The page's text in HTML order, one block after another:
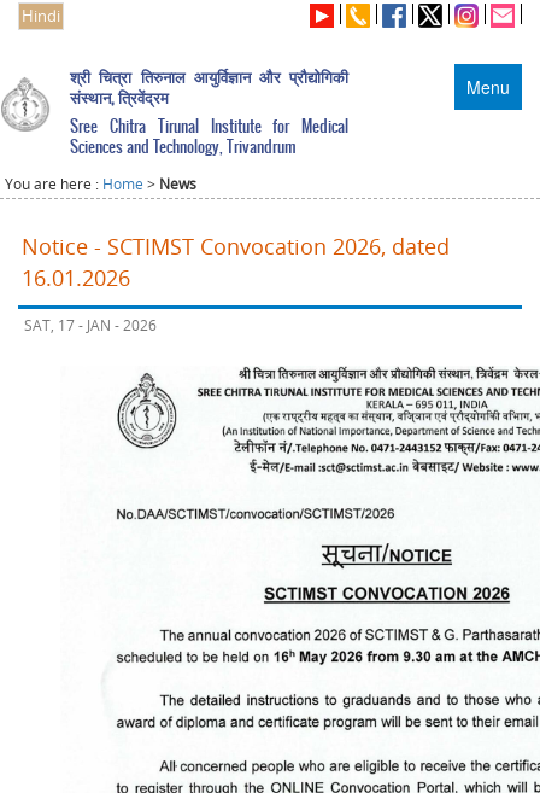
Hindi
Menu
श्री चित्रा तिरुनाल आयुर्विज्ञान और प्रौद्योगिकी
संस्थान, त्रिवेंद्रम
Sree Chitra Tirunal Institute for Medical
Sciences and Technology, Trivandrum
You are here : Home > News
Notice - SCTIMST Convocation 2026, dated
16.01.2026
SAT, 17 - JAN - 2026